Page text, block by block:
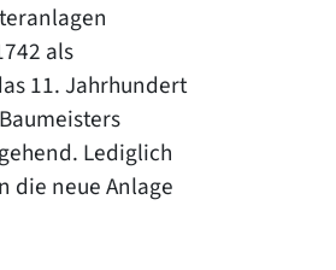
als
11. Jahrhundert
Lediglich
die neue Anlage